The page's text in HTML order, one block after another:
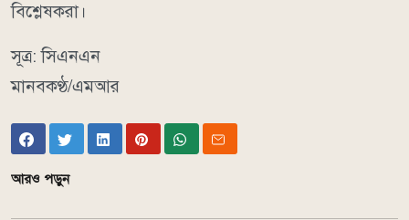
বিশ্লেষকরা।
সূত্র: সিএনএন
মানবকণ্ঠ/এমআর
আরও পড়ুন